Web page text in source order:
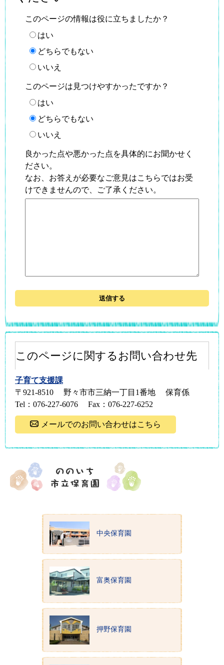
このページの情報は役に立ちましたか？
はい
どちらでもない
いいえ
このページは見つけやすかったですか？
はい
どちらでもない
いいえ
良かった点や悪かった点を具体的にお聞かせく
ださい。
なお、お答えが必要なご意見はこちらではお受
けできませんので、ご了承ください。
このページに関するお問い合わせ先
子育て支援課
〒921-8510
野々市市三納一丁目1番地
保育係
Tel：076-227-6076
Fax：076-227-6252
メールでのお問い合わせはこちら
中央保育園
富奥保育園
押野保育園